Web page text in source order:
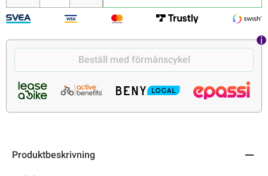
Beställ med förmånscykel
Produktbeskrivning